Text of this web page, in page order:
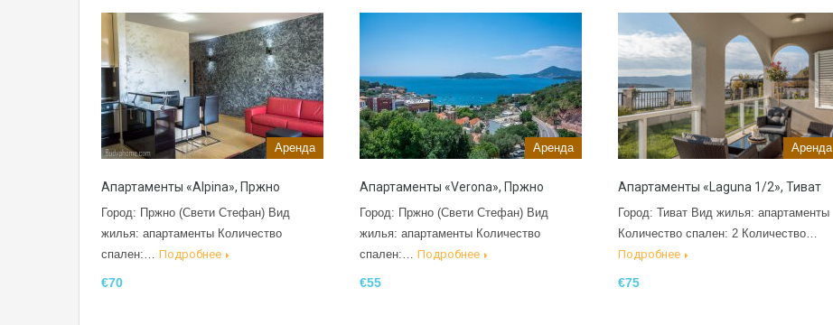
Аренда
Апартаменты «Alpina», Пржно
Город: Пржно (Свети Стефан) Вид
жилья: апартаменты Количество
спален:… Подробнее
€70
Аренда
Апартаменты «Verona», Пржно
Город: Пржно (Свети Стефан) Вид
жилья: апартаменты Количество
спален:… Подробнее
€55
Аренда
Апартаменты «Laguna 1/2», Тиват
Город: Тиват Вид жилья: апартаменты
Количество спален: 2 Количество…
Подробнее
€75